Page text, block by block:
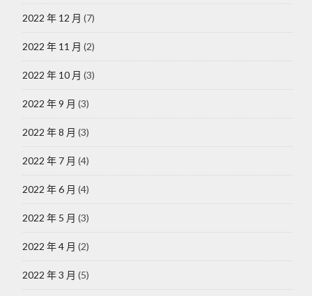
2022 年 12 月 (7)
2022 年 11 月 (2)
2022 年 10 月 (3)
2022 年 9 月 (3)
2022 年 8 月 (3)
2022 年 7 月 (4)
2022 年 6 月 (4)
2022 年 5 月 (3)
2022 年 4 月 (2)
2022 年 3 月 (5)